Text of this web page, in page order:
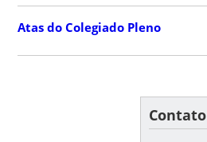
Atas do Colegiado Pleno
Contato